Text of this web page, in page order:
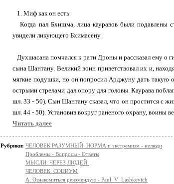
1. Миф как он есть
Когда пал Бхишма, лица кауравов были подавлены
увидели ликующего Бхимасену.
Духшасана помчался к рати Дроны и рассказал ему о
сына Шантану. Великий воин приветствовал их и,
мягкие подушки, но он попросил Арджуну дать такую
острыми стрелами дал опору для головы. Каурава
шл. 33 - 50). Сын Шантану сказал, что он простится с
шл. 44 - 50). Установив вокруг раненого охрану, воины
Читать далее
Рубрики: ЧЕЛОВЕК РАЗУМНЫЙ: НОРМА и экстремизм - нелюди
Проблемы - Вопросы - Ответы
МЫСЛИ: ЧЕРЕЗ ЛЮДЕЙ.
ЧЕЛОВЕК: СОЦИУМ
А. Ознакомиться рекомендую - Paul_V_Lashkevich